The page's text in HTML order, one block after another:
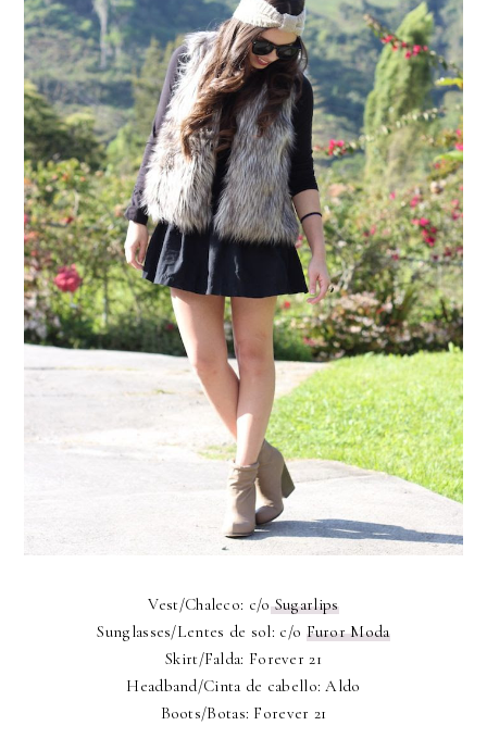
Vest/Chaleco: c/oSugarlips
Sunglasses/Lentes de sol: c/o Furor Moda
Skirt/Falda: Forever 21
Headband/Cinta de cabello: Aldo
Boots/Botas: Forever 21